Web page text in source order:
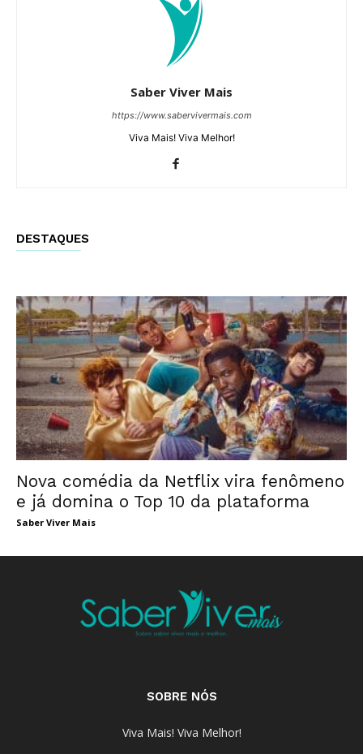
Saber Viver Mais
https://www.sabervivermais.com
Viva Mais! Viva Melhor!
DESTAQUES
Nova comédia da Netflix vira fenômeno
e já domina o Top 10 da plataforma
Saber Viver Mais
SOBRE NÓS
Viva Mais! Viva Melhor!